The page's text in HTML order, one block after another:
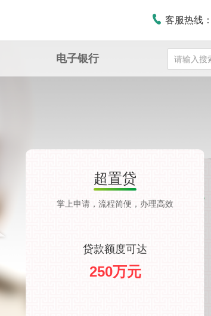
客服热线：
电子银行
超置贷
掌上申请，流程简便，办理高效
贷款额度可达
250万元
贷款额度可达
30万元
易贷通·薪易贷
贷款额度可达